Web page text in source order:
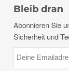
Bleib dran
Abonnieren Sie
Sicherheit und